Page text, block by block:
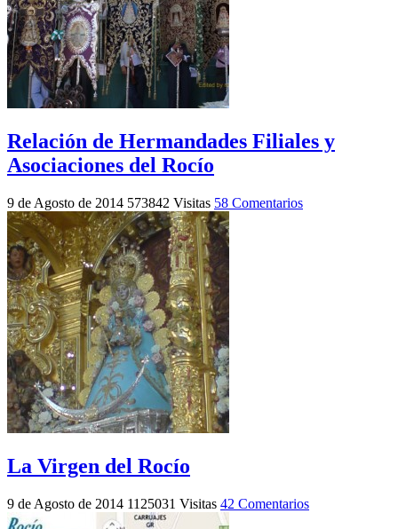
Relación de Hermandades Filiales y
Asociaciones del Rocío
9 de Agosto de 2014 573842 Visitas 58 Comentarios
La Virgen del Rocío
9 de Agosto de 2014 1125031 Visitas 42 Comentarios